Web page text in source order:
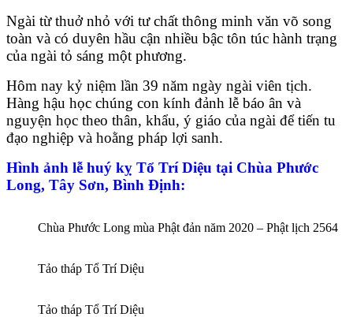
Ngài từ thuở nhỏ với tư chất thông minh văn võ song
toàn và có duyên hầu cận nhiều bậc tôn túc hành trạng
của ngài tỏ sáng một phương.
Hôm nay kỷ niệm lần 39 năm ngày ngài viên tịch.
Hàng hậu học chúng con kính đảnh lễ báo ân và
nguyện học theo thân, khẩu, ý giáo của ngài để tiến tu
đạo nghiệp và hoằng pháp lợi sanh.
Hình ảnh lễ huý kỵ Tổ Trí Diệu tại Chùa Phước
Long, Tây Sơn, Bình Định:
Chùa Phước Long mùa Phật đản năm 2020 – Phật lịch 2564
Tảo tháp Tổ Trí Diệu
Tảo tháp Tổ Trí Diệu